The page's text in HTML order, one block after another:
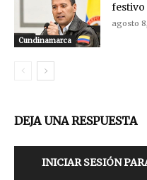
Cundinamarca
agosto
DEJA UNA RESPUESTA
INICIAR SESIÓN